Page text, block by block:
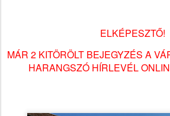
ELKÉPESZTŐ!
MÁR 2 KITÖRÖLT BEJEGYZÉS A
HARANGSZÓ HÍRLEVÉL